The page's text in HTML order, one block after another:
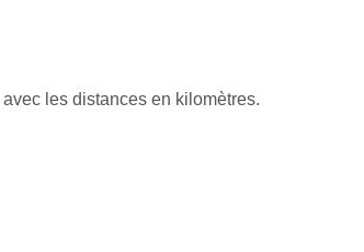
avec les distances en kilomètres.